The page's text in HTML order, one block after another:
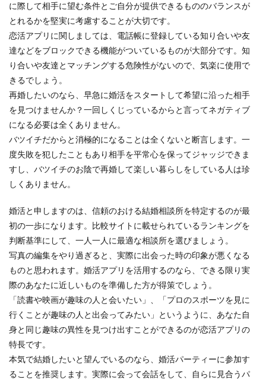
に際して相手に望む条件とご自分が提供できるもののバランスが
とれるかを堅実に考慮することが大切です。
恋活アプリに関しましては、電話帳に登録している知り合いや友
達などをブロックできる機能がついているものが大部分です。知
り合いや友達とマッチングする危険性がないので、気楽に使用で
きるでしょう。
再婚したいのなら、早急に婚活をスタートして希望に沿った相手
を見つけませんか？一回しくじっているからと言ってネガティブ
になる必要は全くありません。
バツイチだからと消極的になることは全くないと断言します。一
度失敗を犯したこともあり相手を平常心を保ってジャッジできま
すし、バツイチのお陰で再婚して楽しい暮らしをしている人は珍
しくありません。
婚活と申しますのは、信頼のおける結婚相談所を特定するのが最
初の一歩になります。比較サイトに載せられているランキングを
判断基準にして、一人一人に最適な相談所を選びましょう。
写真の編集をやり過ぎると、実際に出会った時の印象が悪くなる
ものと思われます。婚活アプリを活用するのなら、できる限り実
際のあなたに近しいものを準備した方が得策でしょう。
「読書や映画が趣味の人と会いたい」、「プロのスポーツを見に
行くことが趣味の人と出会ってみたい」というように、あなた自
身と同じ趣味の異性を見つけ出すことができるのが恋活アプリの
特長です。
本気で結婚したいと望んでいるのなら、婚活パーティーに参加す
ることを推奨します。実際に会って会話をして、自らに見合うパ